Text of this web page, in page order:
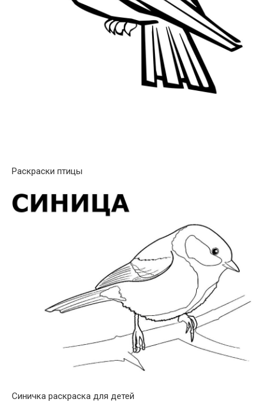
Раскраски птицы
Синичка раскраска для детей